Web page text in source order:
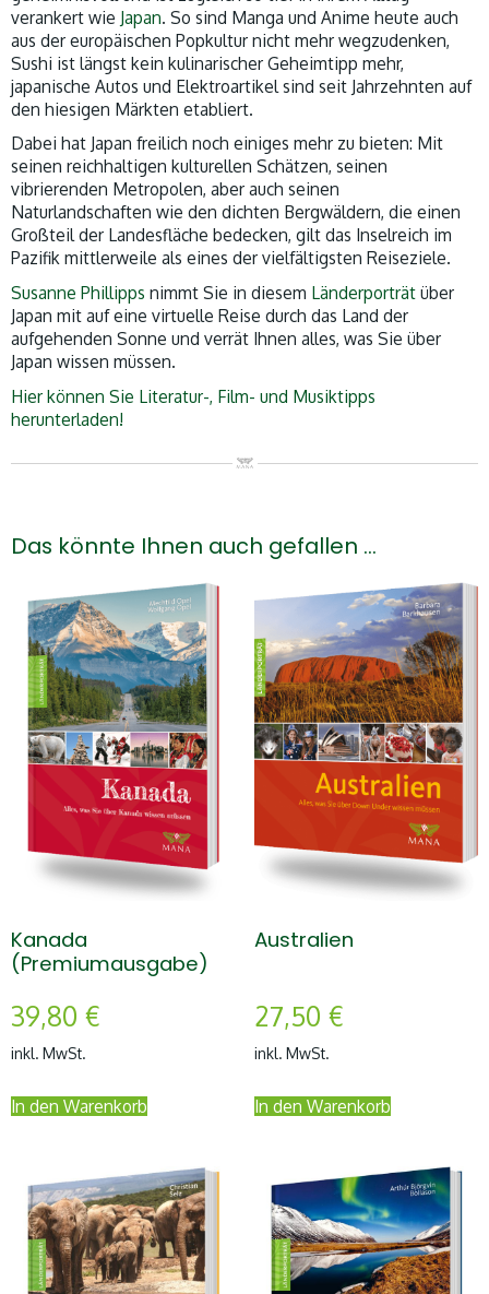
verankert wie Japan. So sind Manga und Anime heute auch
aus der europäischen Popkultur nicht mehr wegzudenken,
Sushi ist längst kein kulinarischer Geheimtipp mehr,
japanische Autos und Elektroartikel sind seit Jahrzehnten auf
den hiesigen Märkten etabliert.
Dabei hat Japan freilich noch einiges mehr zu bieten: Mit
seinen reichhaltigen kulturellen Schätzen, seinen
vibrierenden Metropolen, aber auch seinen
Naturlandschaften wie den dichten Bergwäldern, die einen
Großteil der Landesfläche bedecken, gilt das Inselreich im
Pazifik mittlerweile als eines der vielfältigsten Reiseziele.
Susanne Phillipps nimmt Sie in diesem Länderporträt über
Japan mit auf eine virtuelle Reise durch das Land der
aufgehenden Sonne und verrät Ihnen alles, was Sie über
Japan wissen müssen.
Hier können Sie Literatur-, Film- und Musiktipps
herunterladen!
Das könnte Ihnen auch gefallen …
Kanada
(Premiumausgabe)
39,80 €
inkl. MwSt.
In den Warenkorb
Australien
27,50 €
inkl. MwSt.
In den Warenkorb